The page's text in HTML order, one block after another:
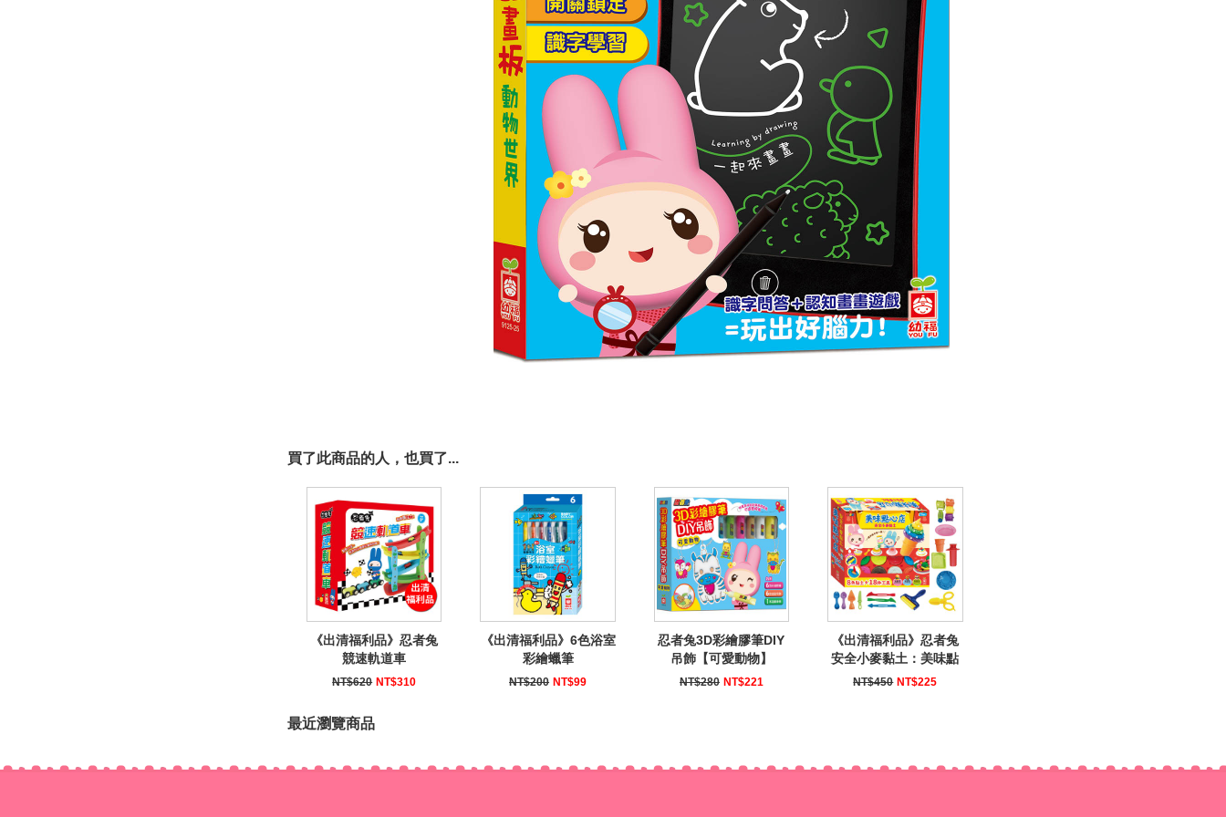
買了此商品的人，也買了...
《出清福利品》忍者兔
競速軌道車
NT$620 NT$310
《出清福利品》6色浴室
彩繪蠟筆
NT$200 NT$99
忍者兔3D彩繪膠筆DIY
吊飾【可愛動物】
NT$280 NT$221
《出清福利品》忍者兔
安全小麥黏土：美味點
心店
NT$450 NT$225
最近瀏覽商品